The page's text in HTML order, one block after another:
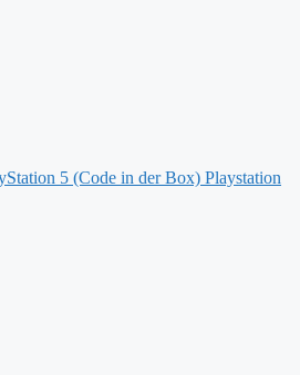
5 (Code in der Box) Playstation